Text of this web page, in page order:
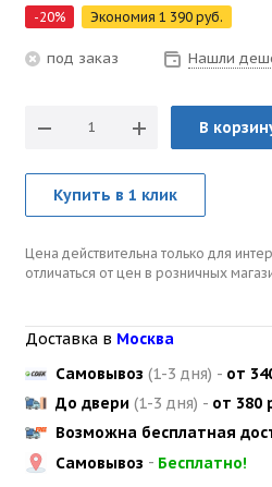
-20% Экономия 1 390 руб.
под заказ Нашли
В
Купить в 1 клик
Цена действительна только для
отличаться от цен в розничных
Доставка в Москва
Самовывоз (1-3 дня) - от
До двери (1-3 дня) - от 380
Возможна бесплатная
Самовывоз - Бесплатно!